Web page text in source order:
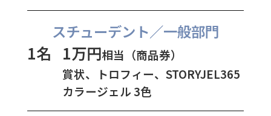
スチューデント／一般部門
1名 1万円相当（商品券）
賞状、トロフィー、STORYJEL365
カラージェル 3色